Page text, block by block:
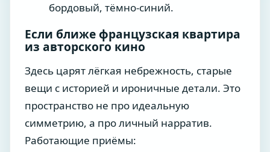
бордовый, тёмно-синий.
Если ближе французская квартира
из авторского кино
Здесь царят лёгкая небрежность, старые
вещи с историей и ироничные детали. Это
пространство не про идеальную
симметрию, а про личный нарратив.
Работающие приёмы: